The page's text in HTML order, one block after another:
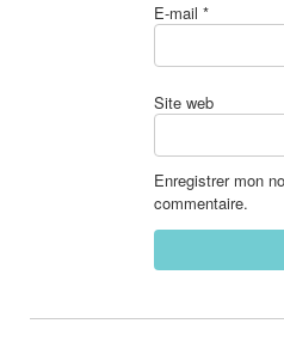
E-mail *
Site web
Enregistrer mon
commentaire.